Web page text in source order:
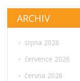
ARCHIV
srpna 2026
července 2026
června 2026